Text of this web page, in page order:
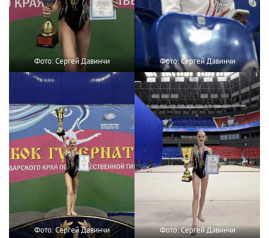
Фото: Сергей Давинчи Фото: Сергей Давинчи
Фото: Сергей Давинчи Фото: Сергей Давинчи